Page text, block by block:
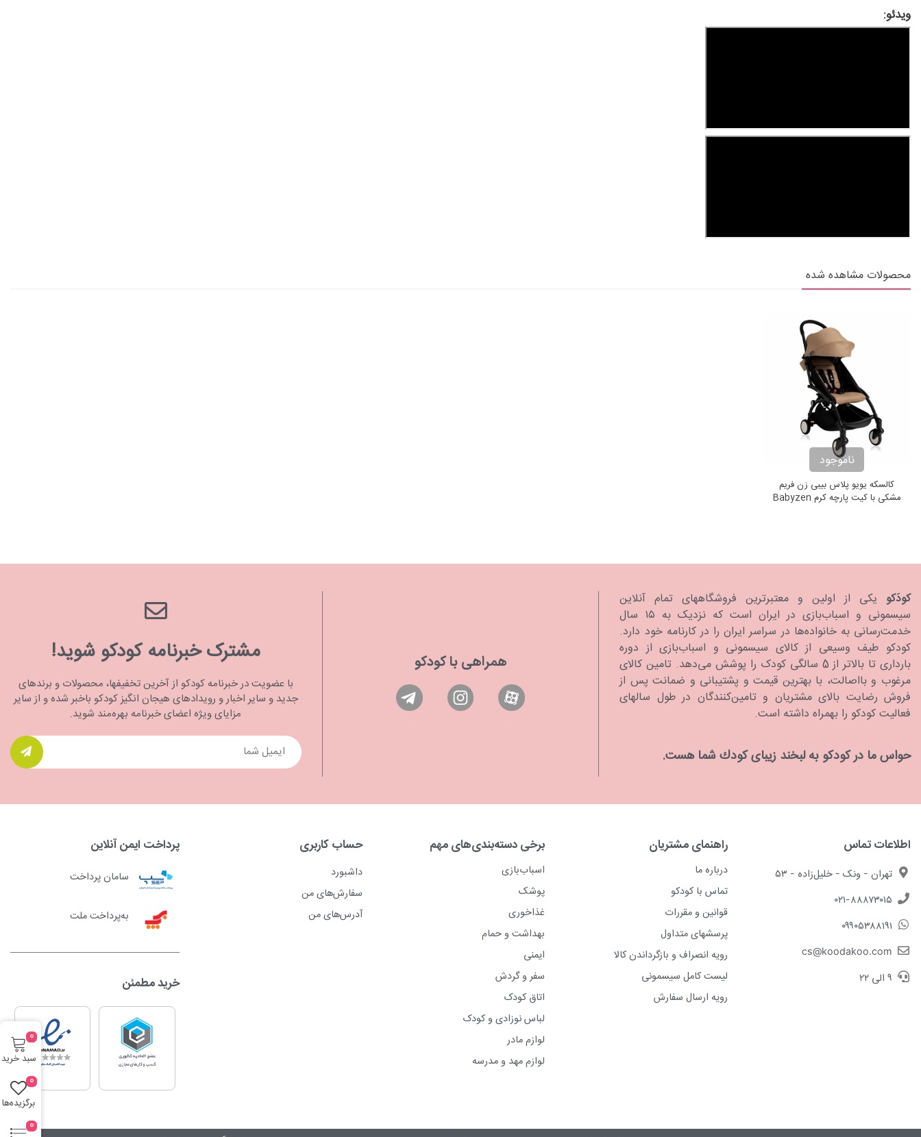
ویدئو:
محصولات مشاهده شده
ناموجود
کالسکه یویو پلاس بیبی زن فریم
مشکی با کیت پارچه کرم Babyzen
کودَکو یکی از اولین و معتبرترین فروشگاههای تمام آنلاین
سیسمونی و اسباب‌بازی در ایران است که نزدیک به ۱۵ سال
خدمت‌رسانی به خانواده‌ها در سراسر ایران را در کارنامه خود دارد.
كودكو طیف وسیعی از کالای سیسمونی و اسباب‌بازی از دوره
بارداری تا بالاتر از 5 سالگی کودک را پوشش می‌دهد. تامین کالای
مرغوب و بااصالت، با بهترین قیمت و پشتیبانی و ضمانت پس از
فروش رضایت بالای مشتریان و تامین‌کنندگان در طول سالهای
فعالیت کودکو را بهمراه داشته است.
حواس ما در كودكو به لبخند زیبای كودك شما هست.
همراهی با کودکو مشترک خبرنامه کودکو شوید!
با عضویت در خبرنامه کودکو از آخرین تخفیفها، محصولات و برندهای
جدید و سایر اخبار و رویدادهای هیجان انگیز کودکو باخبر شده و از سایر
مزایای ویژه اعضای خبرنامه بهره‌مند شوید.
اطلاعات تماس
تهران - ونک - خلیل‌زاده - ۵۳
۰۲۱-۸۸۸۷۳۰۱۵
۰۹۹۰۵۳۸۸۱۹۱
cs@koodakoo.com
۹ الی ۲۲
راهنمای مشتریان
درباره ما
تماس با کودکو
قوانین و مقررات
پرسشهای متداول
رویه انصراف و بازگرداندن کالا
لیست کامل سیسمونی
رویه ارسال سفارش
برخی دسته‌بندی‌های مهم
اسباب‌بازی
پوشک
غذاخوری
بهداشت و حمام
ایمنی
سفر و گردش
اتاق کودک
لباس نوزادی و کودک
لوازم مادر
لوازم مهد و مدرسه
حساب کاربری
داشبورد
سفارش‌های من
آدرس‌های من
پرداخت ایمن آنلاین
سامان پرداخت
به‌پرداخت ملت
خرید مطمئن
سبد خرید
0
برگزیده‌ها
0
0